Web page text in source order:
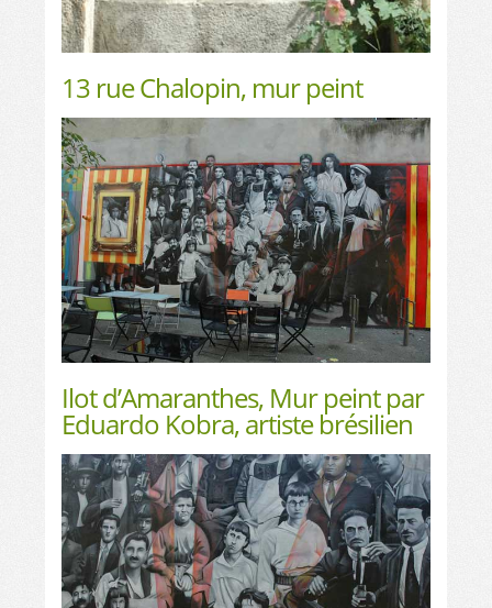
13 rue Chalopin, mur peint
Ilot d’Amaranthes, Mur peint par
Eduardo Kobra, artiste brésilien